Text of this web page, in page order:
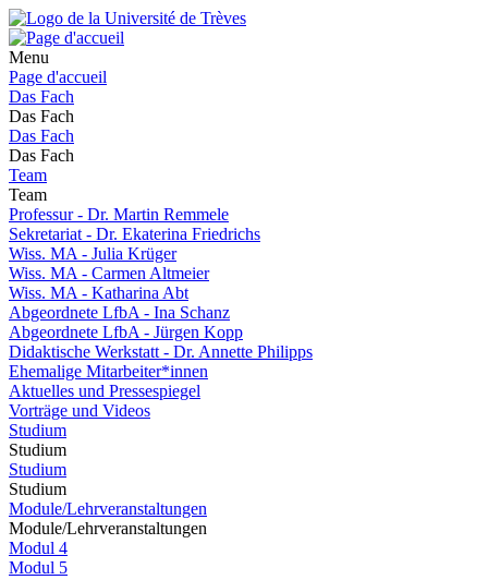
Menu
Page d'accueil
Das Fach
Das Fach
Das Fach
Das Fach
Team
Team
Professur - Dr. Martin Remmele
Sekretariat - Dr. Ekaterina Friedrichs
Wiss. MA - Julia Krüger
Wiss. MA - Carmen Altmeier
Wiss. MA - Katharina Abt
Abgeordnete LfbA - Ina Schanz
Abgeordnete LfbA - Jürgen Kopp
Didaktische Werkstatt - Dr. Annette Philipps
Ehemalige Mitarbeiter*innen
Aktuelles und Pressespiegel
Vorträge und Videos
Studium
Studium
Studium
Studium
Module/Lehrveranstaltungen
Module/Lehrveranstaltungen
Modul 4
Modul 5